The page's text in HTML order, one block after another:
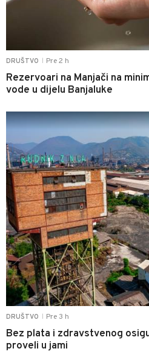
DRUŠTVO Pre 2 h
Rezervoari na Manjači na
vode u dijelu Banjaluke
DRUŠTVO Pre 3 h
Bez plata i zdravstvenog
proveli u jami